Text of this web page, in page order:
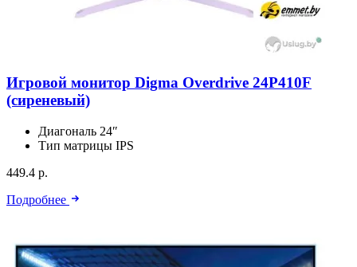
Игровой монитор Digma Overdrive 24P410F
(сиреневый)
Диагональ 24″
Тип матрицы IPS
449.4 р.
Подробнее